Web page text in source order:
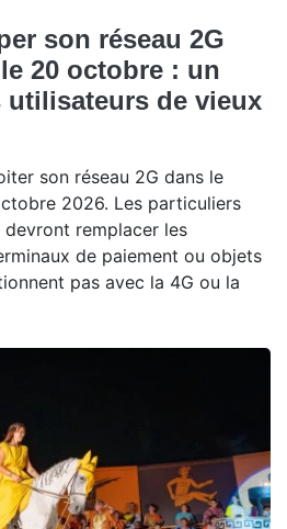
son réseau 2G
20 octobre : un
utilisateurs de vieux
son réseau 2G dans le
2026. Les particuliers
remplacer les
de paiement ou objets
pas avec la 4G ou la